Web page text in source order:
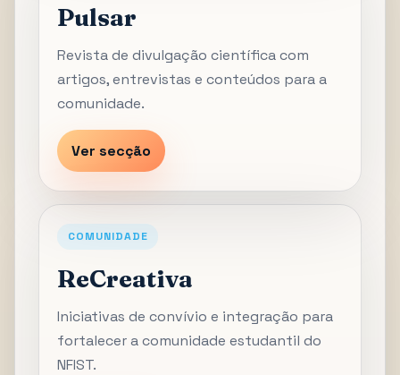
Pulsar
Revista de divulgação científica com
artigos, entrevistas e conteúdos para a
comunidade.
Ver secção
COMUNIDADE
ReCreativa
Iniciativas de convívio e integração para
fortalecer a comunidade estudantil do
NFIST.